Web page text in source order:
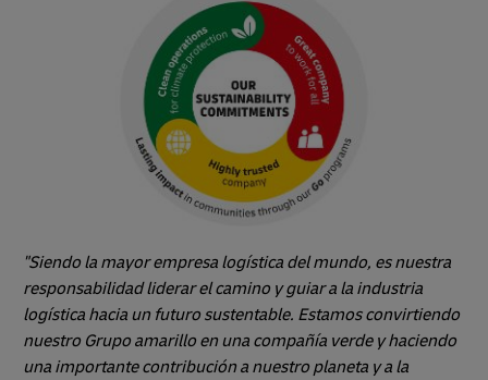
"Siendo la mayor empresa logística del mundo, es nuestra
responsabilidad liderar el camino y guiar a la industria
logística hacia un futuro sustentable. Estamos convirtiendo
nuestro Grupo amarillo en una compañía verde y haciendo
una importante contribución a nuestro planeta y a la